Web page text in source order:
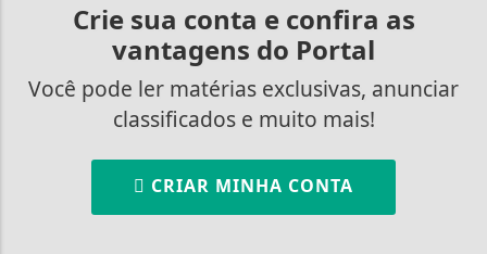
Crie sua conta e confira as
vantagens do Portal
Você pode ler matérias exclusivas, anunciar
classificados e muito mais!
CRIAR MINHA CONTA